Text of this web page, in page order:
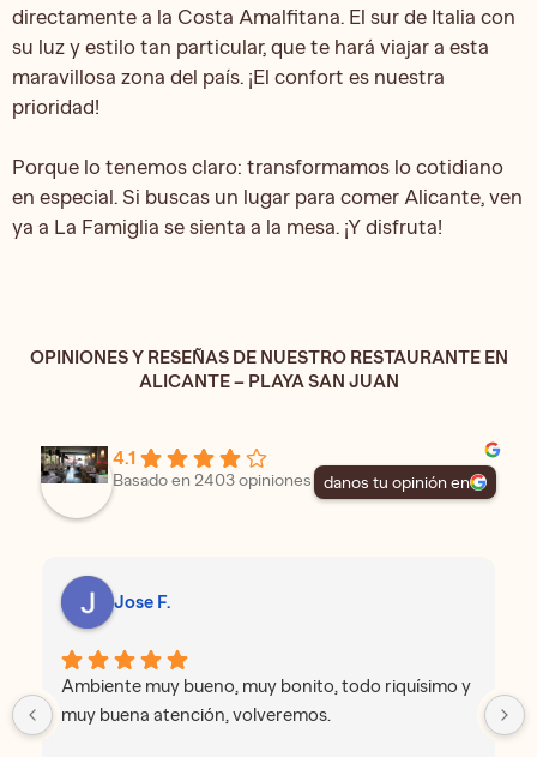
directamente a la Costa Amalfitana. El sur de Italia con
su luz y estilo tan particular, que te hará viajar a esta
maravillosa zona del país. ¡El confort es nuestra
prioridad!
Porque lo tenemos claro: transformamos lo cotidiano
en especial. Si buscas un lugar para comer Alicante, ven
ya a La Famiglia se sienta a la mesa. ¡Y disfruta!
OPINIONES Y RESEÑAS DE NUESTRO RESTAURANTE EN
ALICANTE – PLAYA SAN JUAN
4.1
Basado en 2403 opiniones danos tu opinión en
Jose F.
Ambiente muy bueno, muy bonito, todo riquísimo y
muy buena atención, volveremos.